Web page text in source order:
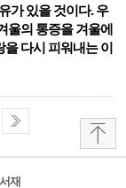
가 있을 것이다. 우
울의 통증을 겨울에
다시 피워내는 이
재